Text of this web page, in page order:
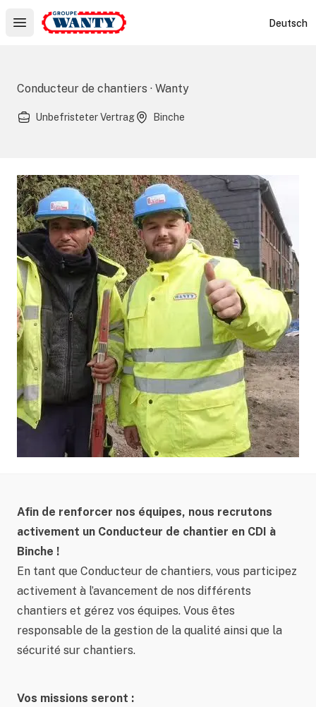
Open main menu
Le Groupe Wanty Deutsch
Conducteur de chantiers · Wanty
Unbefristeter Vertrag Binche
Afin de renforcer nos équipes, nous recrutons
activement un Conducteur de chantier en CDI à
Binche !
En tant que Conducteur de chantiers, vous participez
activement à l’avancement de nos différents
chantiers et gérez vos équipes. Vous êtes
responsable de la gestion de la qualité ainsi que la
sécurité sur chantiers.
Vos missions seront :